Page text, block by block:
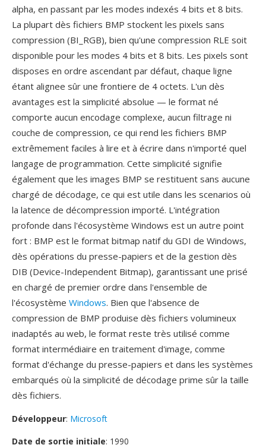
alpha, en passant par les modes indexés 4 bits et 8 bits.
La plupart dès fichiers BMP stockent les pixels sans
compression (BI_RGB), bien qu'une compression RLE soit
disponible pour les modes 4 bits et 8 bits. Les pixels sont
disposes en ordre ascendant par défaut, chaque ligne
étant alignee sûr une frontiere de 4 octets. L'un dès
avantages est la simplicité absolue — le format né
comporte aucun encodage complexe, aucun filtrage ni
couche de compression, ce qui rend les fichiers BMP
extrêmement faciles à lire et à écrire dans n'importé quel
langage de programmation. Cette simplicité signifie
également que les images BMP se restituent sans aucune
chargé de décodage, ce qui est utile dans les scenarios où
la latence de décompression importé. L'intégration
profonde dans l'écosystème Windows est un autre point
fort : BMP est le format bitmap natif du GDI de Windows,
dès opérations du presse-papiers et de la gestion dès
DIB (Device-Independent Bitmap), garantissant une prisé
en chargé de premier ordre dans l'ensemble de
l'écosystème Windows. Bien que l'absence de
compression de BMP produise dès fichiers volumineux
inadaptés au web, le format reste très utilisé comme
format intermédiaire en traitement d'image, comme
format d'échange du presse-papiers et dans les systèmes
embarqués où la simplicité de décodage prime sûr la taille
dès fichiers.
Développeur: Microsoft
Date de sortie initiale: 1990